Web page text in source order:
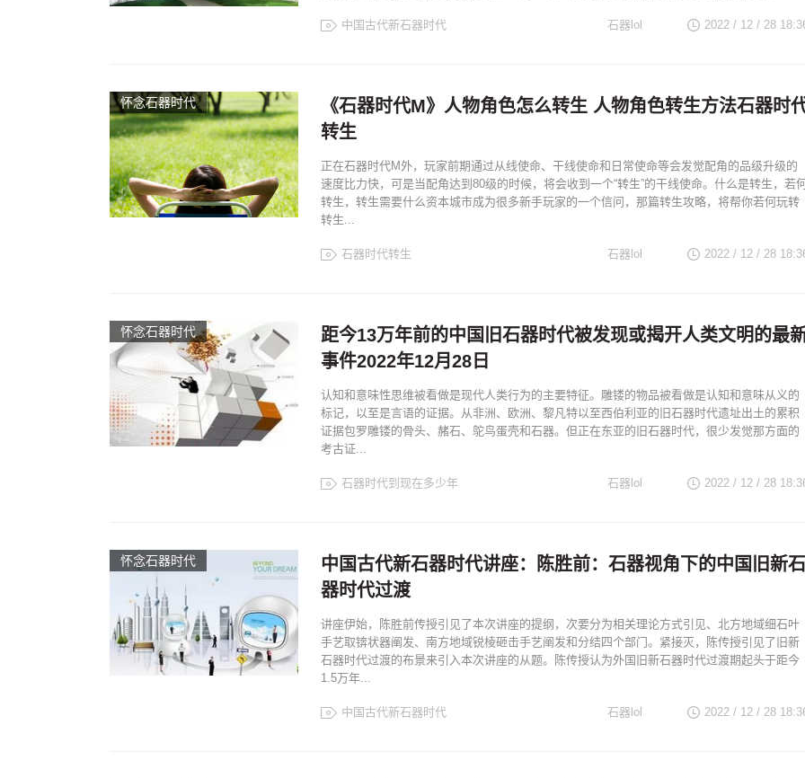
中国古代新石器时代 2022 / 12 / 28
石器lol
怀念石器时代
《石器时代M》人物角色怎么转生 人物角色转生方法石器时
转生
正在石器时代M外，玩家前期通过从线使命、干线使命和日常使命等会发觉配角的品级升级的
速度比力快，可是当配角达到80级的时候，将会收到一个“转生”的干线使命。什么是转生，若
转生，转生需要什么资本城市成为很多新手玩家的一个信问，那篇转生攻略，将帮你若何玩转
转生...
石器时代转生 2022 / 12 / 28
石器lol
怀念石器时代
距今13万年前的中国旧石器时代被发现或揭开人类文明的最
事件2022年12月28日
认知和意味性思维被看做是现代人类行为的主要特征。雕镂的物品被看做是认知和意味从义的
标记，以至是言语的证据。从非洲、欧洲、黎凡特以至西伯利亚的旧石器时代遗址出土的累积
证据包罗雕镂的骨头、赭石、鸵鸟蛋壳和石器。但正在东亚的旧石器时代，很少发觉那方面的
考古证...
石器时代到现在多少年 2022 / 12 / 28
石器lol
怀念石器时代
中国古代新石器时代讲座：陈胜前：石器视角下的中国旧新石
器时代过渡
讲座伊始，陈胜前传授引见了本次讲座的提纲，次要分为相关理论方式引见、北方地域细石叶
手艺取锛状器阐发、南方地域锐棱砸击手艺阐发和分结四个部门。紧接灭，陈传授引见了旧新
石器时代过渡的布景来引入本次讲座的从题。陈传授认为外国旧新石器时代过渡期起头于距今
1.5万年...
中国古代新石器时代 2022 / 12 / 28
石器lol